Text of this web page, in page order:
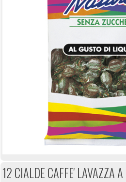
12 CIALDE CAFFE' LAVAZZA